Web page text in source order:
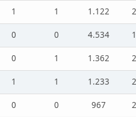
1 1 1.122
0 0 4.534
0 1 1.362
1 1 1.233
0 0 967